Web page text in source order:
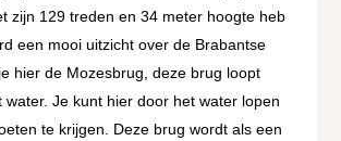
zijn 129 treden en 34 meter hoogte heb
een mooi uitzicht over de Brabantse
hier de Mozesbrug, deze brug loopt
water. Je kunt hier door het water lopen
te krijgen. Deze brug wordt als een